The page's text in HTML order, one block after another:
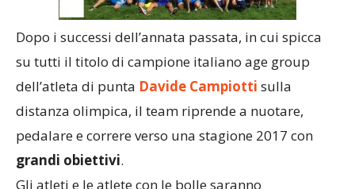
Dopo i successi dell’annata passata, in cui spicca
su tutti il titolo di campione italiano age group
dell’atleta di punta Davide Campiotti sulla
distanza olimpica, il team riprende a nuotare,
pedalare e correre verso una stagione 2017 con
grandi obiettivi.
Gli atleti e le atlete con le bolle saranno